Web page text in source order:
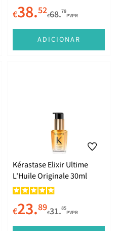
€38.52€68.78
PVPR
ADICIONAR
Kérastase Elixir Ultime
L'Huile Originale 30ml
€23.89€31.85
PVPR